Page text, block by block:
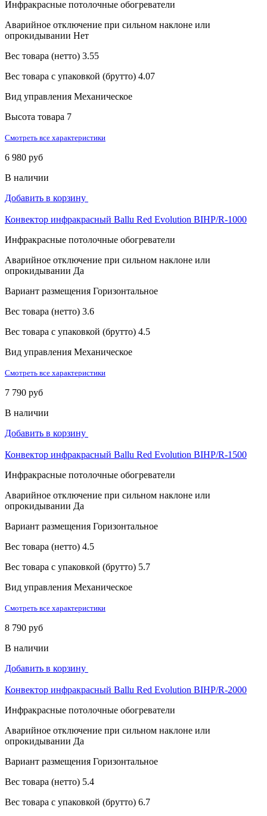
Инфракрасные потолочные обогреватели
Аварийное отключение при сильном наклоне или
опрокидывании Нет
Вес товара (нетто) 3.55
Вес товара с упаковкой (брутто) 4.07
Вид управления Механическое
Высота товара 7
Смотреть все характеристики
6 980 руб
В наличии
Добавить в корзину
Конвектор инфракрасный Ballu Red Evolution BIHP/R-1000
Инфракрасные потолочные обогреватели
Аварийное отключение при сильном наклоне или
опрокидывании Да
Вариант размещения Горизонтальное
Вес товара (нетто) 3.6
Вес товара с упаковкой (брутто) 4.5
Вид управления Механическое
Смотреть все характеристики
7 790 руб
В наличии
Добавить в корзину
Конвектор инфракрасный Ballu Red Evolution BIHP/R-1500
Инфракрасные потолочные обогреватели
Аварийное отключение при сильном наклоне или
опрокидывании Да
Вариант размещения Горизонтальное
Вес товара (нетто) 4.5
Вес товара с упаковкой (брутто) 5.7
Вид управления Механическое
Смотреть все характеристики
8 790 руб
В наличии
Добавить в корзину
Конвектор инфракрасный Ballu Red Evolution BIHP/R-2000
Инфракрасные потолочные обогреватели
Аварийное отключение при сильном наклоне или
опрокидывании Да
Вариант размещения Горизонтальное
Вес товара (нетто) 5.4
Вес товара с упаковкой (брутто) 6.7